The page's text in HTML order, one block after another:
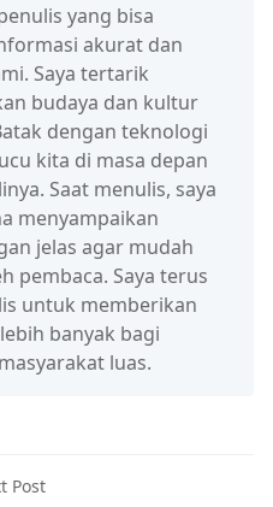
yang bisa
akurat dan
Saya tertarik
budaya dan kultur
dengan teknologi
kita di masa depan
Saat menulis, saya
menyampaikan
jelas agar mudah
pembaca. Saya terus
untuk memberikan
banyak bagi
luas.
Post